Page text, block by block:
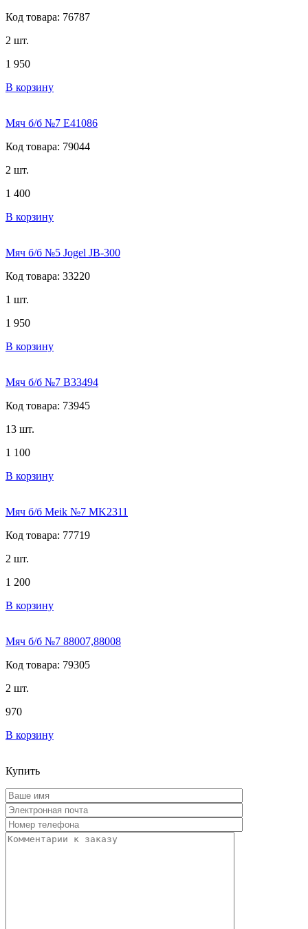
Код товара: 76787
2 шт.
1 950
В корзину
Мяч б/б №7 E41086
Код товара: 79044
2 шт.
1 400
В корзину
Мяч б/б №5 Jogel JB-300
Код товара: 33220
1 шт.
1 950
В корзину
Мяч б/б №7 В33494
Код товара: 73945
13 шт.
1 100
В корзину
Мяч б/б Meik №7 MK2311
Код товара: 77719
2 шт.
1 200
В корзину
Мяч б/б №7 88007,88008
Код товара: 79305
2 шт.
970
В корзину
Купить